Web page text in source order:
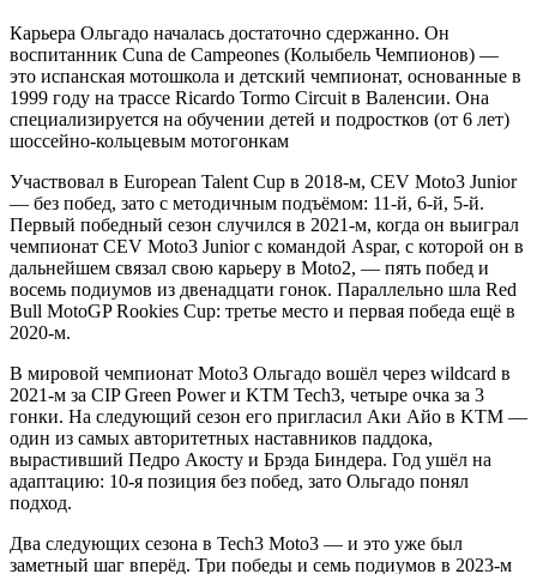
Карьера Ольгадо началась достаточно сдержанно. Он
воспитанник Cuna de Campeones (Колыбель Чемпионов) —
это испанская мотошкола и детский чемпионат, основанные в
1999 году на трассе Ricardo Tormo Circuit в Валенсии. Она
специализируется на обучении детей и подростков (от 6 лет)
шоссейно-кольцевым мотогонкам
Участвовал в European Talent Cup в 2018-м, CEV Moto3 Junior
— без побед, зато с методичным подъёмом: 11-й, 6-й, 5-й.
Первый победный сезон случился в 2021-м, когда он выиграл
чемпионат CEV Moto3 Junior с командой Aspar, с которой он в
дальнейшем связал свою карьеру в Moto2, — пять побед и
восемь подиумов из двенадцати гонок. Параллельно шла Red
Bull MotoGP Rookies Cup: третье место и первая победа ещё в
2020-м.
В мировой чемпионат Moto3 Ольгадо вошёл через wildcard в
2021-м за CIP Green Power и KTM Tech3, четыре очка за 3
гонки. На следующий сезон его пригласил Аки Айо в KTM —
один из самых авторитетных наставников паддока,
вырастивший Педро Акосту и Брэда Биндера. Год ушёл на
адаптацию: 10-я позиция без побед, зато Ольгадо понял
подход.
Два следующих сезона в Tech3 Moto3 — и это уже был
заметный шаг вперёд. Три победы и семь подиумов в 2023-м